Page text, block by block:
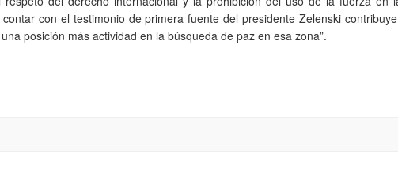
con el testimonio de primera fuente del presidente Zelenski
posición más actividad en la búsqueda de paz en esa zona”.